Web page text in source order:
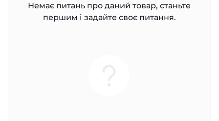
Немає питань про даний товар, станьте
першим і задайте своє питання.